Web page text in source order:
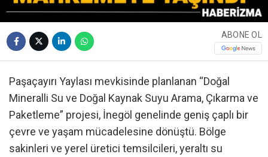
ABONE OL
Paşaçayırı Yaylası mevkisinde planlanan “Doğal
Mineralli Su ve Doğal Kaynak Suyu Arama, Çıkarma ve
Paketleme” projesi, İnegöl genelinde geniş çaplı bir
çevre ve yaşam mücadelesine dönüştü. Bölge
sakinleri ve yerel üretici temsilcileri, yeraltı su